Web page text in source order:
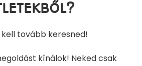
kell tovább keresned!
kínálok! Neked csak